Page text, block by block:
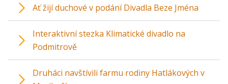
Ať žijí duchové v podání Divadla Beze Jména
Interaktivní stezka Klimatické divadlo na
Podmitrově
Druháci navštívili farmu rodiny Hatlákových v